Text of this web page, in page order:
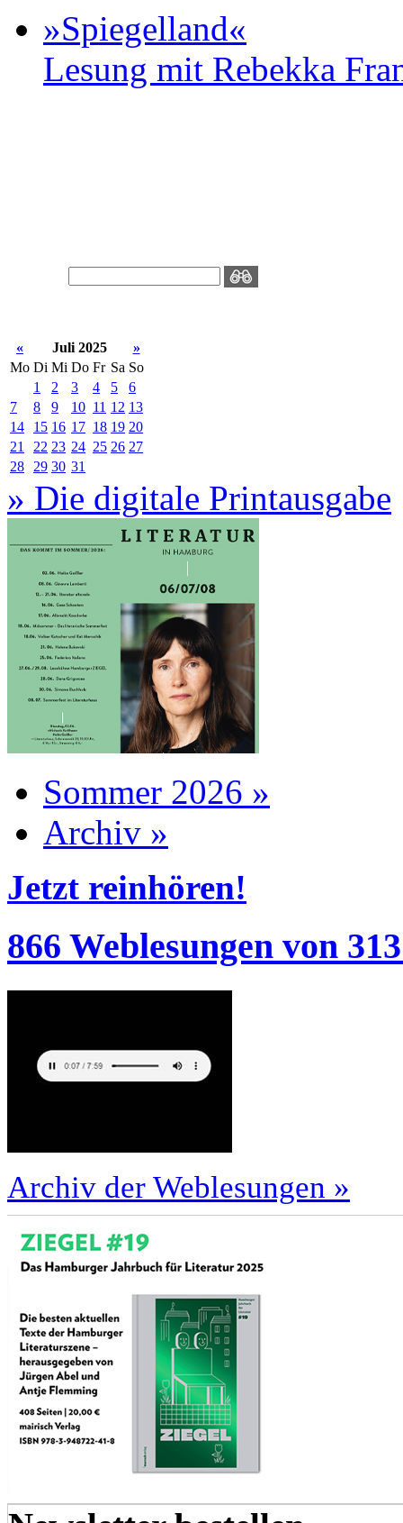
»Spiegelland«
Lesung mit Rebekka
« Juli 2025
»
Mo Di Mi Do Fr Sa So
1
2 3 4 5
6
7
8 9 10 11 12 13
14
15 16 17 18 19 20
21
22 23 24 25 26 27
28
29 30 31
» Die digitale Printausgabe
Sommer 2026 »
Archiv »
Jetzt reinhören!
866 Weblesungen von
Archiv der Weblesungen »